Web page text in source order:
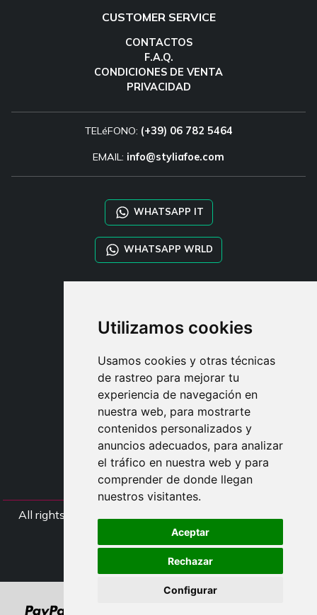
Utilizamos cookies
Usamos cookies y otras técnicas
de rastreo para mejorar tu
experiencia de navegación en
nuestra web, para mostrarte
contenidos personalizados y
anuncios adecuados, para analizar
el tráfico en nuestra web y para
comprender de donde llegan
nuestros visitantes.
Aceptar
Rechazar
Configurar
CUSTOMER SERVICE
CONTACTOS
F.A.Q.
CONDICIONES DE VENTA
PRIVACIDAD
TELéFONO: (+39) 06 782 5464
EMAIL: info@styliafoe.com
WHATSAPP IT
WHATSAPP WRLD
TAYLOR MADE ORDERS
USUARIO
REGÍSTRATE
ACCEDER
CESTA
All rights Styliafoe s.r.l. © 2025 - NIF IT15015641002
Síganos